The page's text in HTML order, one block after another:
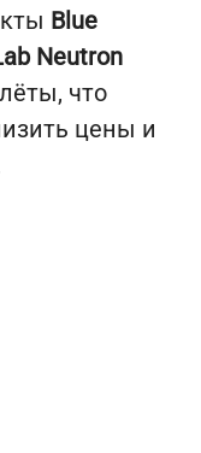
Blue
Neutron
что
цены и